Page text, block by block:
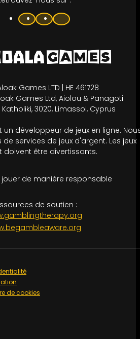
Games LTD | HE 461728
Games Ltd, Aiolou & Panagoti
3020, Limassol, Cyprus
un développeur de jeux en ligne.
services de jeux d'argent. Les jeux
doivent être divertissants.
jouer de manière responsable
de soutien :
de cookies